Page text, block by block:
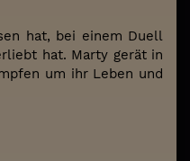
hat, bei einem Duell
hat. Marty gerät in
um ihr Leben und